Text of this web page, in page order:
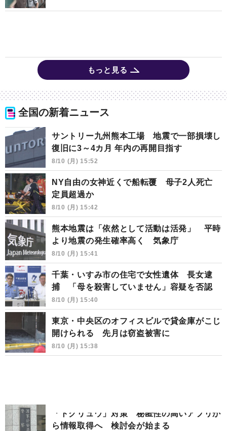
もっと見る
全国の新着ニュース
サントリー九州熊本工場 地震で一部損壊し
復旧に3～4カ月 年内の再開目指す
8/10 (月) 15:52
NY自由の女神近くで船転覆 母子2人死亡
定員超過か
8/10 (月) 15:42
熊本地震は「依然として活動は活発」 平時
より地震の発生確率高く 気象庁
8/10 (月) 15:41
千葉・いすみ市の住宅で女性遺体 長女逮
捕 「母を殺害していません」容疑を否認
8/10 (月) 15:40
東京・中央区のオフィスビルで貸金庫がこじ
開けられる 先月は窃盗被害に
8/10 (月) 15:38
「トクリュウ」対策 秘匿性の高いアプリか
ら情報取得へ 検討会が始まる